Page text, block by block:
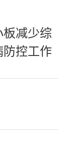
减少综
控工作